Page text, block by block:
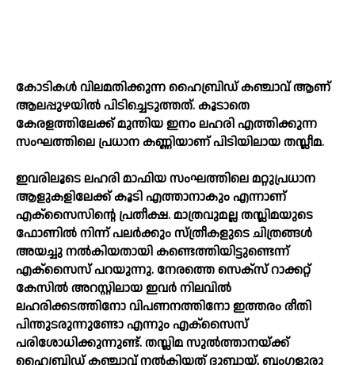
കോടികള്‍ വിലമതിക്കുന്ന ഹൈബ്രിഡ് കഞ്ചാവ് ആണ്
ആലപ്പുഴയില്‍ പിടിച്ചെടുത്തത്. കൂടാതെ
കേരളത്തിലേക്ക് മുന്തിയ ഇനം ലഹരി എത്തിക്കുന്ന
സംഘത്തിലെ പ്രധാന കണ്ണിയാണ് പിടിയിലായ തസ്ലീമ.
ഇവരിലൂടെ ലഹരി മാഫിയ സംഘത്തിലെ മറ്റുപ്രധാന
ആളുകളിലേക്ക് കൂടി എത്താനാകും എന്നാണ്
എക്സൈസിന്റെ പ്രതീക്ഷ. മാത്രവുമല്ല തസ്ലിമയുടെ
ഫോണില്‍ നിന്ന് പലർക്കും സ്ത്രീകളുടെ ചിത്രങ്ങള്‍
അയച്ചു നല്‍കിയതായി കണ്ടെത്തിയിട്ടുണ്ടെന്ന്
എക്സൈസ് പറയുന്നു. നേരത്തെ സെക്സ് റാക്കറ്റ്
കേസില്‍ അറസ്റ്റിലായ ഇവർ നിലവില്‍
ലഹരിക്കടത്തിനോ വിപണനത്തിനോ ഇത്തരം രീതി
പിന്തുടരുന്നുണ്ടോ എന്നും എക്സൈസ്
പരിശോധിക്കുന്നുണ്ട്. തസ്ലിമ സുല്‍ത്താനയ്ക്ക്